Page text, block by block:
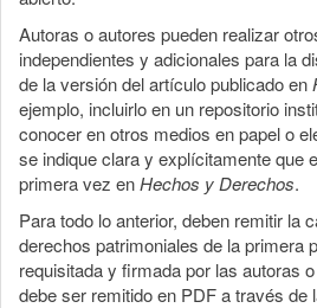
Autoras o autores pueden realizar
independientes y adicionales para la
de la versión del artículo publicado en
ejemplo, incluirlo en un repositorio
conocer en otros medios en papel o
se indique clara y explícitamente que
primera vez enHechos y Derechos.
Para todo lo anterior, deben remitir la
derechos patrimoniales de la primera
requisitada y firmada por las autoras
debe ser remitido en PDF a través de